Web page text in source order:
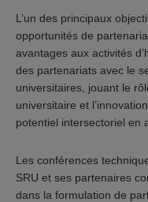
L’un des principaux
opportunités de
avantages aux activités
des partenariats avec le
universitaires, jouant le
universitaire et
potentiel intersectoriel en
Les conférences
SRU et ses partenaires
dans la formulation de